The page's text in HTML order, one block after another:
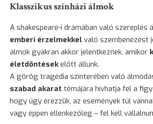
Klasszikus színházi álmok
A shakespeare-i drámában való szereplés
emberi érzelmekkel való szembenézést
álmok gyakran akkor jelentkeznek, amikor
életdöntésekelőtt állunk.
A görög tragédia színterében való
szabad akarat témájára hívhatja fel a
hogy úgy érezzük, az események túl
vagy éppen ellenkezőleg – fel kell